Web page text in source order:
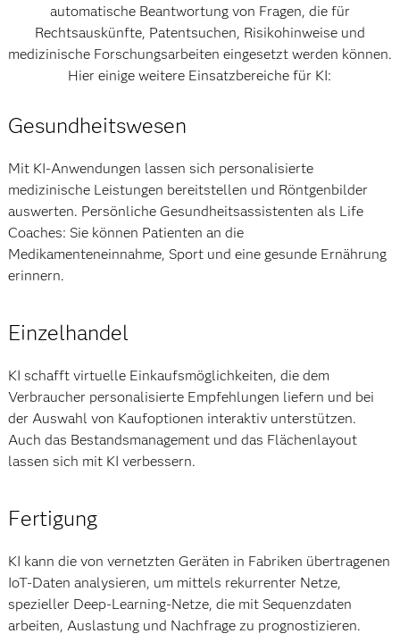
automatische Beantwortung von Fragen, die für
Rechtsauskünfte, Patentsuchen, Risikohinweise und
medizinische Forschungsarbeiten eingesetzt werden können.
Hier einige weitere Einsatzbereiche für KI:
Gesundheitswesen
Mit KI-Anwendungen lassen sich personalisierte
medizinische Leistungen bereitstellen und Röntgenbilder
auswerten. Persönliche Gesundheitsassistenten als Life
Coaches: Sie können Patienten an die
Medikamenteneinnahme, Sport und eine gesunde Ernährung
erinnern.
Einzelhandel
KI schafft virtuelle Einkaufsmöglichkeiten, die dem
Verbraucher personalisierte Empfehlungen liefern und bei
der Auswahl von Kaufoptionen interaktiv unterstützen.
Auch das Bestandsmanagement und das Flächenlayout
lassen sich mit KI verbessern.
Fertigung
KI kann die von vernetzten Geräten in Fabriken übertragenen
IoT-Daten analysieren, um mittels rekurrenter Netze,
spezieller Deep-Learning-Netze, die mit Sequenzdaten
arbeiten, Auslastung und Nachfrage zu prognostizieren.